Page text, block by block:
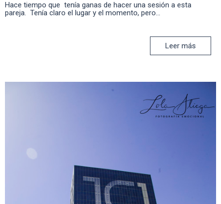
Hace tiempo que tenía ganas de hacer una sesión a esta
pareja. Tenía claro el lugar y el momento, pero...
Leer más